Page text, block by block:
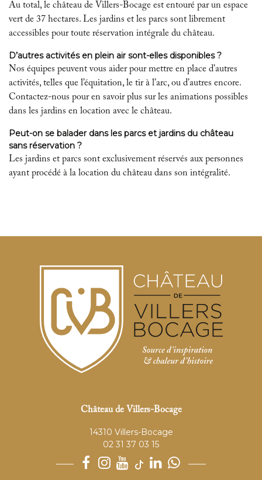
Au total, le château de Villers-Bocage est entouré par un espace
vert de 37 hectares. Les jardins et les parcs sont librement
accessibles pour toute réservation intégrale du château.
D’autres activités en plein air sont-elles disponibles ?
Nos équipes peuvent vous aider pour mettre en place d’autres
activités, telles que l’équitation, le tir à l’arc, ou d’autres encore.
Contactez-nous pour en savoir plus sur les animations possibles
dans les jardins en location avec le château.
Peut-on se balader dans les parcs et jardins du château
sans réservation ?
Les jardins et parcs sont exclusivement réservés aux personnes
ayant procédé à la location du château dans son intégralité.
Château de Villers-Bocage
14310 Villers-Bocage
02 31 37 03 15